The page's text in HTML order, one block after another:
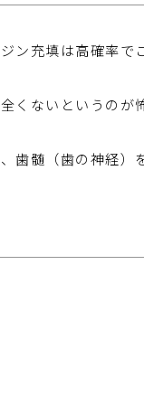
ン充填は高確率で
くないというのが
歯髄（歯の神経）